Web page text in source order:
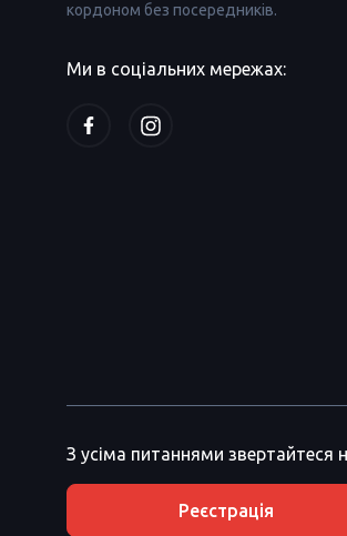
кордоном без посередників.
Ми в соціальних мережах:
З усіма питаннями звертайтеся
Реєстрація